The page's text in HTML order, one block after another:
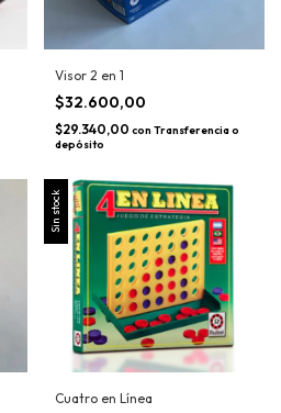
Visor 2 en 1
$32.600,00
$29.340,00 con Transferencia o
depósito
Sin stock
Cuatro en Línea